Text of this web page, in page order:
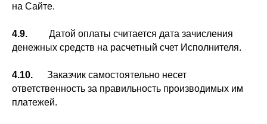
на Сайте.
4.9. Датой оплаты считается дата зачисления
денежных средств на расчетный счет Исполнителя.
4.10. Заказчик самостоятельно несет
ответственность за правильность производимых им
платежей.